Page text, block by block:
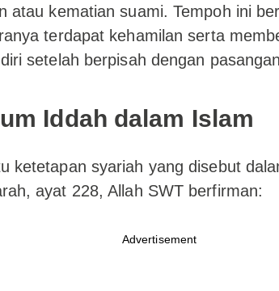
atau kematian suami. Tempoh ini
terdapat kehamilan serta
setelah berpisah dengan
Iddah dalam Islam
ketetapan syariah yang disebut
ayat 228, Allah SWT berfirman:
Advertisement